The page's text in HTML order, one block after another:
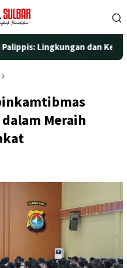
dan Kesehatan
Meraih